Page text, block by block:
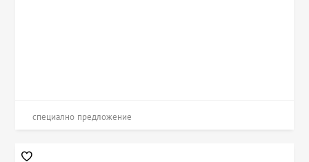
специално предложение